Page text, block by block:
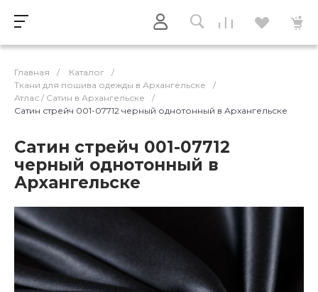
Главная / Каталог
/
Ткани для пошива одежды в Архангельске
/
Атлас / Cатин в Архангельске
/
Сатин стрейч 001-07712 черный однотонный в Архангельске
Сатин стрейч 001-07712
черный однотонный в
Архангельске